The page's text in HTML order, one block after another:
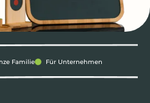
Familie Für Unternehmen